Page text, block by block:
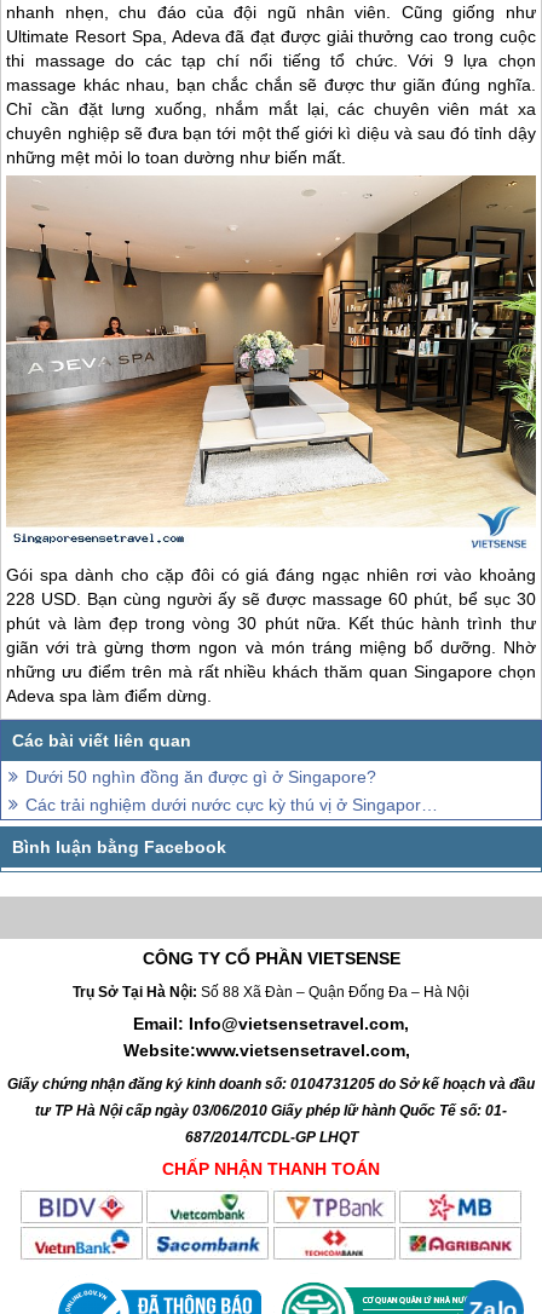
nhanh nhẹn, chu đáo của đội ngũ nhân viên. Cũng giống như
Ultimate Resort Spa, Adeva đã đạt được giải thưởng cao trong cuộc
thi massage do các tạp chí nổi tiếng tổ chức. Với 9 lựa chọn
massage khác nhau, bạn chắc chắn sẽ được thư giãn đúng nghĩa.
Chỉ cần đặt lưng xuống, nhắm mắt lại, các chuyên viên mát xa
chuyên nghiệp sẽ đưa bạn tới một thế giới kì diệu và sau đó tỉnh dậy
những mệt mỏi lo toan dường như biến mất.
Gói spa dành cho cặp đôi có giá đáng ngạc nhiên rơi vào khoảng
228 USD. Bạn cùng người ấy sẽ được massage 60 phút, bể sục 30
phút và làm đẹp trong vòng 30 phút nữa. Kết thúc hành trình thư
giãn với trà gừng thơm ngon và món tráng miệng bổ dưỡng. Nhờ
những ưu điểm trên mà rất nhiều khách thăm quan Singaporechọn
Adeva spa làm điểm dừng.
Dưới 50 nghìn đồng ăn được gì ở Singapore?
Các trải nghiệm dưới nước cực kỳ thú vị ở Singapore bạn nên thử
CÔNG TY CỔ PHẦN VIETSENSE
Trụ Sở Tại Hà Nội: Số 88 Xã Đàn – Quận Đống Đa – Hà Nội
Email: Info@vietsensetravel.com,
Website:www.vietsensetravel.com,
Giấy chứng nhận đăng ký kinh doanh số: 0104731205 do Sở kế hoạch và đầu
tư TP Hà Nội cấp ngày 03/06/2010 Giấy phép lữ hành Quốc Tế số: 01-
687/2014/TCDL-GP LHQT
CHẤP NHẬN THANH TOÁN